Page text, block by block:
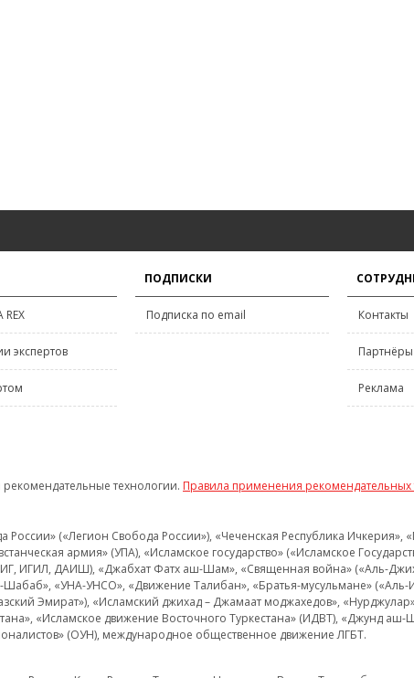
экспертов
ПОДПИСКИ
Подписка по email Контакты
Партнёры
Реклама
технологии. Правила применения рекомендательных
(«Легион Свобода России»), «Чеченская Республика Ичкерия»,
армия» (УПА), «Исламское государство» («Исламское
ИГИЛ, ДАИШ), «Джабхат Фатх аш-Шам», «Священная война» («Аль-
«УНА-УНСО», «Движение Талибан», «Братья-мусульмане» («Аль-
Эмират»), «Исламский джихад – Джамаат моджахедов»,
«Исламское движение Восточного Туркестана» (ИДВТ), «Джунд
(ОУН), международное общественное движение ЛГБТ.